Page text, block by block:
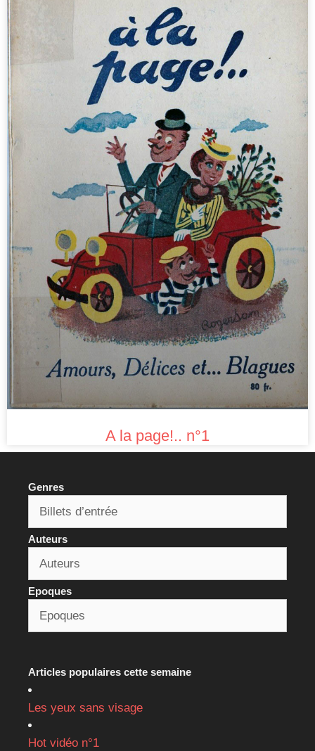
A la page!.. n°1
Genres
Auteurs
Epoques
Articles populaires cette semaine
Les yeux sans visage
Hot vidéo n°1